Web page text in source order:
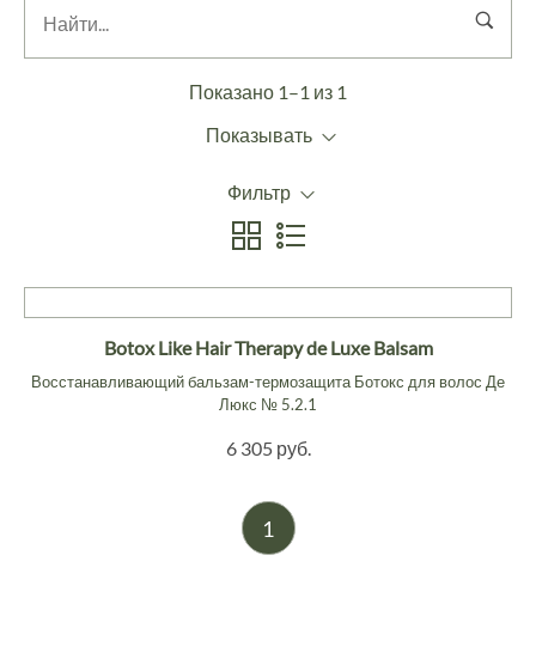
Показано 1–1 из 1
Показывать
Фильтр
Botox Like Hair Therapy de Luxe Balsam
Восстанавливающий бальзам-термозащита Ботокс для волос Де
Люкс № 5.2.1
6 305 руб.
1